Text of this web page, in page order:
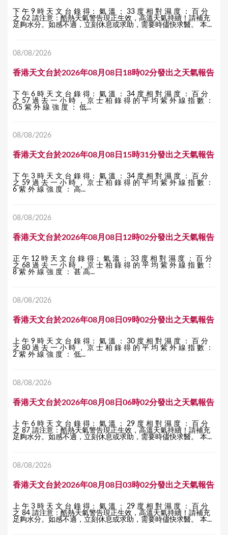
下 午 9 時 天 文 台 錄 得： 氣 溫 ： 33 度 相 對 濕 度 ： 百 分
之 62 請注意：酷熱天氣警告現正生效，高溫天氣持續！請補充
足夠水分。如感不適，立刻休息或求助，需要時儘快求醫。 本...
08/08/2026
香港天文台於2026年08月08日18時02分發出之天氣報告
下 午 6 時 天 文 台 錄 得： 氣 溫 ： 34 度 相 對 濕 度 ： 百 分
之 57 過 去 一 小 時 ， 京 士 柏 錄 得 的 平 均 紫 外 線 指 數 ：
0.5 紫 外 線 強 度 ： 低...
08/08/2026
香港天文台於2026年08月08日15時31分發出之天氣報告
下 午 3 時 天 文 台 錄 得： 氣 溫 ： 34 度 相 對 濕 度 ： 百 分
之 59 過 去 一 小 時 ， 京 士 柏 錄 得 的 平 均 紫 外 線 指 數 ：
6 紫 外 線 強 度 ： 高...
08/08/2026
香港天文台於2026年08月08日12時02分發出之天氣報告
正 午 12 時 天 文 台 錄 得： 氣 溫 ： 33 度 相 對 濕 度 ： 百 分
之 68 過 去 一 小 時 ， 京 士 柏 錄 得 的 平 均 紫 外 線 指 數 ：
8 紫 外 線 強 度 ： 甚 高...
08/08/2026
香港天文台於2026年08月08日09時02分發出之天氣報告
上 午 9 時 天 文 台 錄 得： 氣 溫 ： 30 度 相 對 濕 度 ： 百 分
之 80 過 去 一 小 時 ， 京 士 柏 錄 得 的 平 均 紫 外 線 指 數 ：
2 紫 外 線 強 度 ： 低...
08/08/2026
香港天文台於2026年08月08日06時02分發出之天氣報告
上 午 6 時 天 文 台 錄 得： 氣 溫 ： 29 度 相 對 濕 度 ： 百 分
之 87 請注意：酷熱天氣警告現正生效，高溫天氣持續！請補充
足夠水分。如感不適，立刻休息或求助，需要時儘快求醫。 本...
08/08/2026
香港天文台於2026年08月08日03時02分發出之天氣報告
上 午 3 時 天 文 台 錄 得： 氣 溫 ： 29 度 相 對 濕 度 ： 百 分
之 84 請注意：酷熱天氣警告現正生效，高溫天氣持續！請補充
足夠水分。如感不適，立刻休息或求助，需要時儘快求醫。 本...